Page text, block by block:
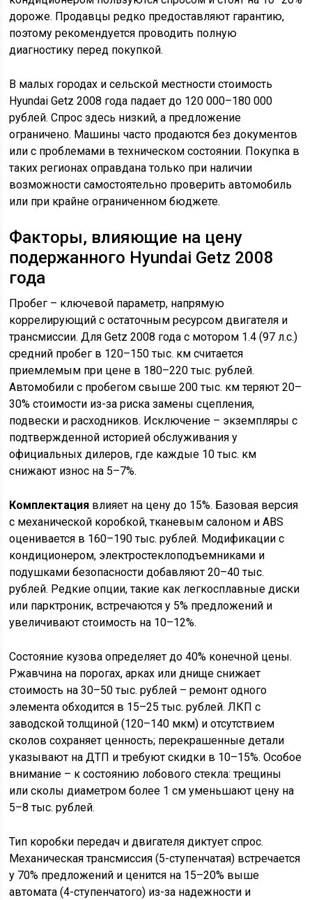
дороже. Продавцы редко предоставляют гарантию,
поэтому рекомендуется проводить полную
диагностику перед покупкой.
В малых городах и сельской местности стоимость
Hyundai Getz 2008 года падает до 120 000–180 000
рублей. Спрос здесь низкий, а предложение
ограничено. Машины часто продаются без документов
или с проблемами в техническом состоянии. Покупка в
таких регионах оправдана только при наличии
возможности самостоятельно проверить автомобиль
или при крайне ограниченном бюджете.
Факторы, влияющие на цену
подержанного Hyundai Getz 2008
года
Пробег – ключевой параметр, напрямую
коррелирующий с остаточным ресурсом двигателя и
трансмиссии. Для Getz 2008 года с мотором 1.4 (97 л.с.)
средний пробег в 120–150 тыс. км считается
приемлемым при цене в 180–220 тыс. рублей.
Автомобили с пробегом свыше 200 тыс. км теряют 20–
30% стоимости из-за риска замены сцепления,
подвески и расходников. Исключение – экземпляры с
подтвержденной историей обслуживания у
официальных дилеров, где каждые 10 тыс. км
снижают износ на 5–7%.
Комплектация влияет на цену до 15%. Базовая версия
с механической коробкой, тканевым салоном и ABS
оценивается в 160–190 тыс. рублей. Модификации с
кондиционером, электростеклоподъемниками и
подушками безопасности добавляют 20–40 тыс.
рублей. Редкие опции, такие как легкосплавные диски
или парктроник, встречаются у 5% предложений и
увеличивают стоимость на 10–12%.
Состояние кузова определяет до 40% конечной цены.
Ржавчина на порогах, арках или днище снижает
стоимость на 30–50 тыс. рублей – ремонт одного
элемента обходится в 15–25 тыс. рублей. ЛКП с
заводской толщиной (120–140 мкм) и отсутствием
сколов сохраняет ценность; перекрашенные детали
указывают на ДТП и требуют скидки в 10–15%. Особое
внимание – к состоянию лобового стекла: трещины
или сколы диаметром более 1 см уменьшают цену на
5–8 тыс. рублей.
Тип коробки передач и двигателя диктует спрос.
Механическая трансмиссия (5-ступенчатая) встречается
у 70% предложений и ценится на 15–20% выше
автомата (4-ступенчатого) из-за надежности и